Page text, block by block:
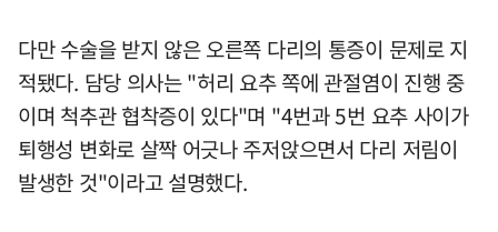
다만 수술을 받지 않은 오른쪽 다리의 통증이 문제로 지
적됐다. 담당 의사는 "허리 요추 쪽에 관절염이 진행 중
이며 척추관 협착증이 있다"며 "4번과 5번 요추 사이가
퇴행성 변화로 살짝 어긋나 주저앉으면서 다리 저림이
발생한 것"이라고 설명했다.